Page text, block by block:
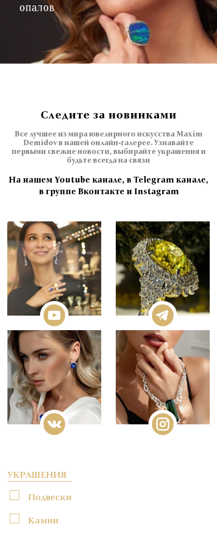
опалов
Следите за новинками
Все лучшее из мира ювелирного искусства Maxim
Demidov в нашей онлайн-галерее. Узнавайте
первыми свежие новости, выбирайте украшения и
будьте всегда на связи
На нашем Youtube канале, в Telegram канале,
в группе Вконтакте и Instagram
УКРАШЕНИЯ
Подвески
Камни